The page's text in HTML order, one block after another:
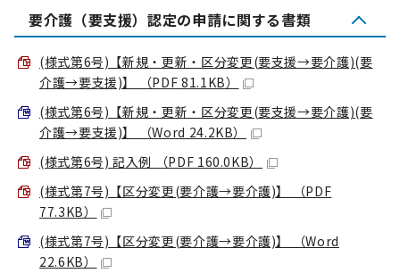
要介護（要支援）認定の申請に関する書類
(様式第6号)【新規・更新・区分変更(要支援→要介護)(要
介護→要支援)】 （PDF 81.1KB）
(様式第6号)【新規・更新・区分変更(要支援→要介護)(要
介護→要支援)】 （Word 24.2KB）
(様式第6号) 記入例 （PDF 160.0KB）
(様式第7号)【区分変更(要介護→要介護)】 （PDF
77.3KB）
(様式第7号)【区分変更(要介護→要介護)】 （Word
22.6KB）